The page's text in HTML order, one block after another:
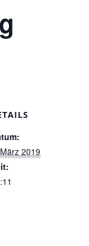
2019